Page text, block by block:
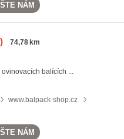
NÁM
74,78 km
balících ...
www.balpack-shop.cz
NÁM